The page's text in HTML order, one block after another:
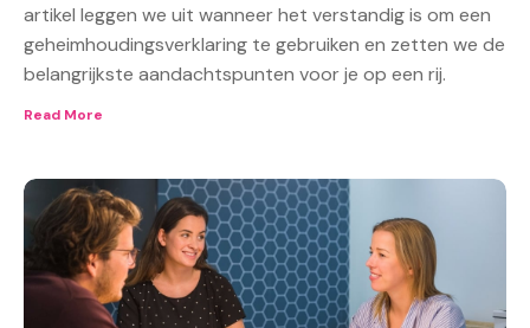
artikel leggen we uit wanneer het verstandig is om een
geheimhoudingsverklaring te gebruiken en zetten we de
belangrijkste aandachtspunten voor je op een rij.
Read More